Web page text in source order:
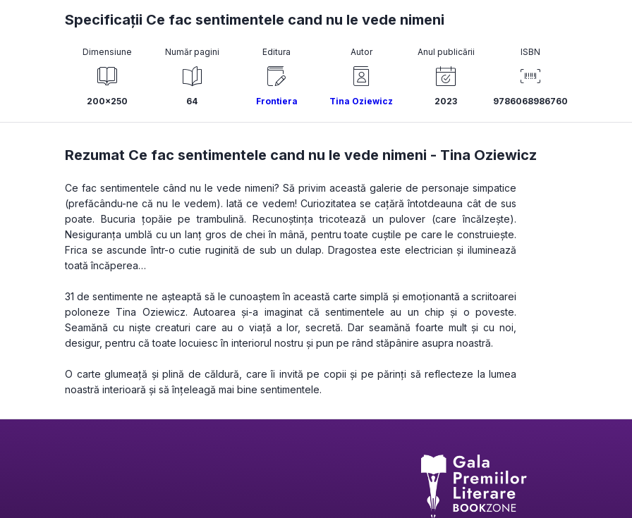
Specificații Ce fac sentimentele cand nu le vede nimeni
Dimensiune
200x250
Număr pagini
64
Editura
Frontiera
Autor
Tina Oziewicz
Anul publicării
2023
ISBN
9786068986760
Rezumat Ce fac sentimentele cand nu le vede nimeni - Tina Oziewicz
Ce fac sentimentele când nu le vede nimeni? Să privim această galerie de personaje simpatice
(prefăcându-ne că nu le vedem). Iată ce vedem! Curiozitatea se cațără întotdeauna cât de sus
poate. Bucuria țopăie pe trambulină. Recunoștința tricotează un pulover (care încălzește).
Nesiguranța umblă cu un lanț gros de chei în mână, pentru toate cuștile pe care le construiește.
Frica se ascunde într-o cutie ruginită de sub un dulap. Dragostea este electrician și iluminează
toată încăperea…
31 de sentimente ne așteaptă să le cunoaștem în această carte simplă și emoționantă a scriitoarei
poloneze Tina Oziewicz. Autoarea și-a imaginat că sentimentele au un chip și o poveste.
Seamănă cu niște creaturi care au o viață a lor, secretă. Dar seamănă foarte mult și cu noi,
desigur, pentru că toate locuiesc în interiorul nostru și pun pe rând stăpânire asupra noastră.
O carte glumeață și plină de căldură, care îi invită pe copii și pe părinți să reflecteze la lumea
noastră interioară și să înțeleagă mai bine sentimentele.